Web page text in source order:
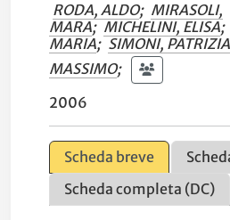
RODA, ALDO; MIRASOLI,
MARA; MICHELINI, ELISA;
MARIA; SIMONI, PATRIZIA
MASSIMO;
2006
Scheda breve
Scheda completa (DC)